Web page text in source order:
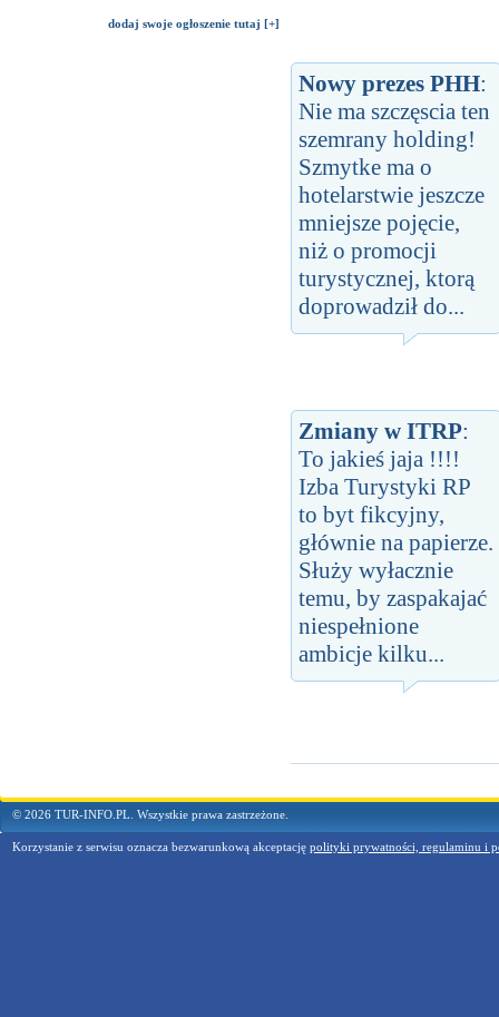
dodaj swoje ogłoszenie tutaj [+]
Nowy prezes PHH:
Nie ma szczęscia ten
szemrany holding!
Szmytke ma o
hotelarstwie jeszcze
mniejsze pojęcie,
niż o promocji
turystycznej, ktorą
doprowadził do...
Zmiany w ITRP:
To jakieś jaja !!!!
Izba Turystyki RP
to byt fikcyjny,
głównie na papierze.
Służy wyłacznie
temu, by zaspakajać
niespełnione
ambicje kilku...
© 2026 TUR-INFO.PL. Wszystkie prawa zastrzeżone.
Korzystanie z serwisu oznacza bezwarunkową akceptację polityki prywatności, regulaminu i